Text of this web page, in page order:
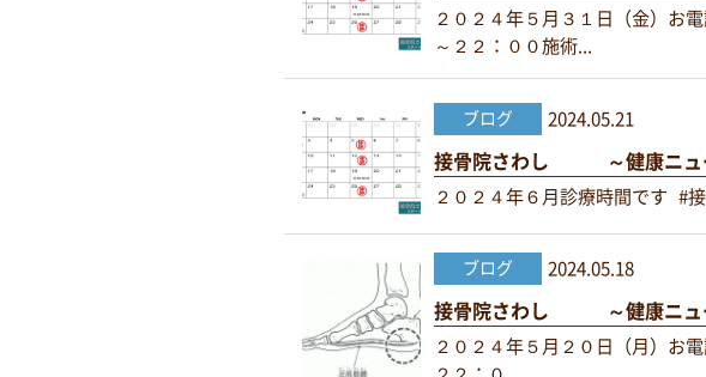
２０２４年５月３１日（金）お
～２２：００施術...
ブログ 2024.05.21
接骨院さわし ～健康ニュー
２０２４年６月診療時間です #
ブログ 2024.05.18
接骨院さわし ～健康ニュー
２０２４年５月２０日（月）お